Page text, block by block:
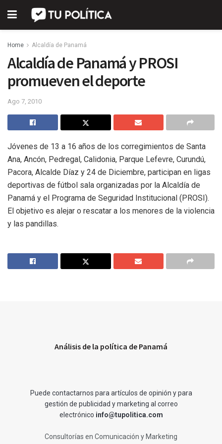
Home Alcaldía de Panamá
Alcaldía de Panamá y PROSI
promueven el deporte
Ago 7, 2010
Jóvenes de 13 a 16 años de los corregimientos de Santa
Ana, Ancón, Pedregal, Calidonia, Parque Lefevre, Curundú,
Pacora, Alcalde Díaz y 24 de Diciembre, participan en ligas
deportivas de fútbol sala organizadas por la Alcaldía de
Panamá y el Programa de Seguridad Institucional (PROSI).
El objetivo es alejar o rescatar a los menores de la violencia
y las pandillas.
Análisis de la política de Panamá
Puede contactarnos para artículos de opinión y para
gestión de publicidad y marketing al correo
electrónico info@tupolitica.com
Consultorías en Comunicación y Marketing